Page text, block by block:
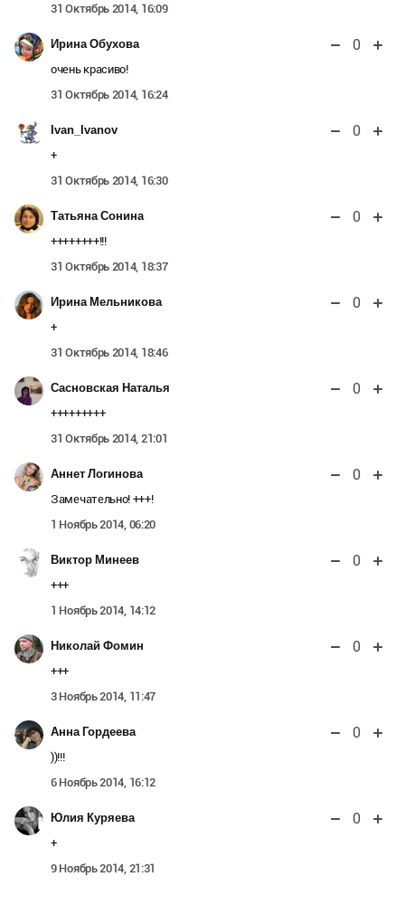
31 Октябрь 2014, 16:09
Ирина Обухова 0
очень красиво!
31 Октябрь 2014, 16:24
Ivan_Ivanov 0
+
31 Октябрь 2014, 16:30
Татьяна Сонина 0
++++++++!!!
31 Октябрь 2014, 18:37
Ирина Мельникова 0
+
31 Октябрь 2014, 18:46
Сасновская Наталья 0
+++++++++
31 Октябрь 2014, 21:01
Аннет Логинова 0
Замечательно! +++!
1 Ноябрь 2014, 06:20
Виктор Минеев 0
+++
1 Ноябрь 2014, 14:12
Николай Фомин 0
+++
3 Ноябрь 2014, 11:47
Анна Гордеева 0
))!!!
6 Ноябрь 2014, 16:12
Юлия Куряева 0
+
9 Ноябрь 2014, 21:31